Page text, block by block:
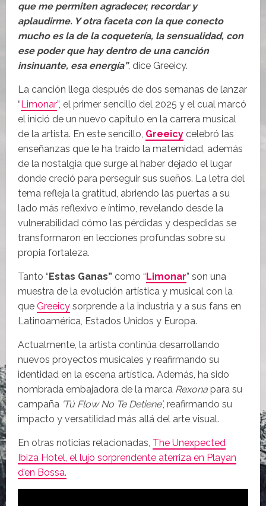
que me permiten agradecer, recordar y
aplaudirme. Y otra faceta con la que conecto
mucho es la de la coquetería, la sensualidad, con
ese poder que hay dentro de una canción
insinuante, esa energía”, dice Greeicy.
La canción llega después de dos semanas de lanzar
“Limonar”, el primer sencillo del 2025 y el cual marcó
el inició de un nuevo capítulo en la carrera musical
de la artista. En este sencillo, Greeicy celebró las
enseñanzas que le ha traído la maternidad, además
de la nostalgia que surge al haber dejado el lugar
donde creció para perseguir sus sueños. La letra del
tema refleja la gratitud, abriendo las puertas a su
lado más reflexivo e íntimo, revelando desde la
vulnerabilidad cómo las pérdidas y despedidas se
transformaron en lecciones profundas sobre su
propia fortaleza.
Tanto “Estas Ganas” como “Limonar” son una
muestra de la evolución artística y musical con la
que Greeicy sorprende a la industria y a sus fans en
Latinoamérica, Estados Unidos y Europa.
Actualmente, la artista continúa desarrollando
nuevos proyectos musicales y reafirmando su
identidad en la escena artística. Además, ha sido
nombrada embajadora de la marca Rexona para su
campaña ‘Tú Flow No Te Detiene’, reafirmando su
impacto y versatilidad más allá del arte visual.
En otras noticias relacionadas, The Unexpected
Ibiza Hotel, el lujo sorprendente aterriza en Playan
d’en Bossa.